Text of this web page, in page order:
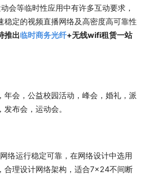
会等临时性应用中有许多互动要求，
稳定的视频直播网络及高密度高可靠性
推出临时商务光纤+无线wifi租赁一站
年会，公益校园活动，峰会，婚礼，派
布会，运动会。
络运行稳定可靠，在网络设计中选用
合理设计网络架构，适合7×24不间断